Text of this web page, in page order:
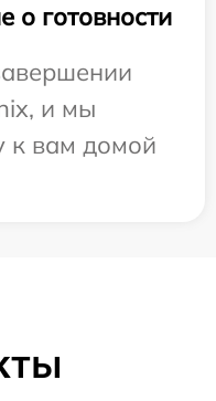
готовности
и мы
к вам домой